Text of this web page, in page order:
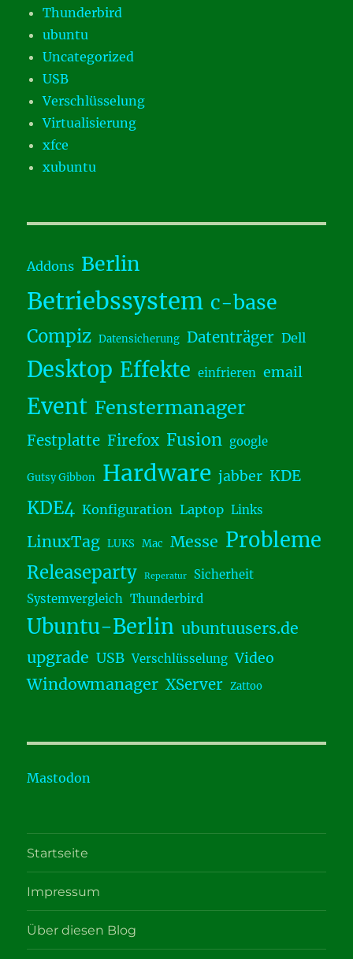
Thunderbird
ubuntu
Uncategorized
USB
Verschlüsselung
Virtualisierung
xfce
xubuntu
Addons Berlin
Betriebssystem c-base
Compiz Datensicherung Datenträger Dell
Desktop Effekte einfrieren email
Event Fenstermanager
Festplatte Firefox Fusion google
Gutsy Gibbon Hardware jabber KDE
KDE4 Konfiguration Laptop Links
LinuxTag LUKS Mac Messe Probleme
Releaseparty Reperatur
Sicherheit
Systemvergleich Thunderbird
Ubuntu-Berlin ubuntuusers.de
upgrade USB Verschlüsselung Video
Windowmanager XServer Zattoo
Mastodon
Startseite
Impressum
Über diesen Blog